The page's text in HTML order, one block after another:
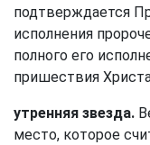
подтверждается
исполнения
полного его
пришествия
утренняя звезда.
место, которое